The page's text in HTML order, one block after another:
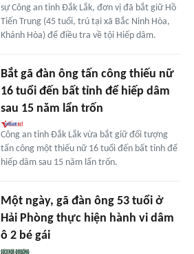
sự Công an tỉnh Đắk Lắk, đơn vị đã bắt giữ Hồ
Tiến Trung (45 tuổi, trú tại xã Bắc Ninh Hòa,
Khánh Hòa) để điều tra về tội Hiếp dâm.
Bắt gã đàn ông tấn công thiếu nữ
16 tuổi đến bất tỉnh để hiếp dâm
sau 15 năm lẩn trốn
Công an tỉnh Đắk Lắk vừa bắt giữ đối tượng
tấn công một thiếu nữ 16 tuổi đến bất tỉnh để
hiếp dâm sau 15 năm lẩn trốn.
Một ngày, gã đàn ông 53 tuổi ở
Hải Phòng thực hiện hành vi dâm
ô 2 bé gái